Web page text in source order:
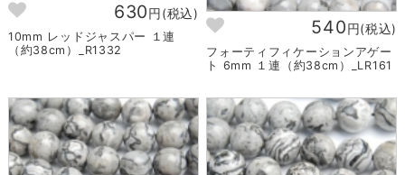
630円(税込)
10mm レッドジャスパー １連
（約38cm）_R1332
540円(税込)
フォーティフィケーションアゲー
ト 6mm １連（約38cm）_LR161